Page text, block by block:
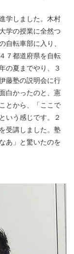
学しました。木村
学の授業に全然つ
転車部に入り、
７都道府県を自転
の夏までやり、３
藤塾の説明会に行
白かったのと、憲
とから、「ここで
いう感じです。２
受講しました。塾
あ」と驚いたのを